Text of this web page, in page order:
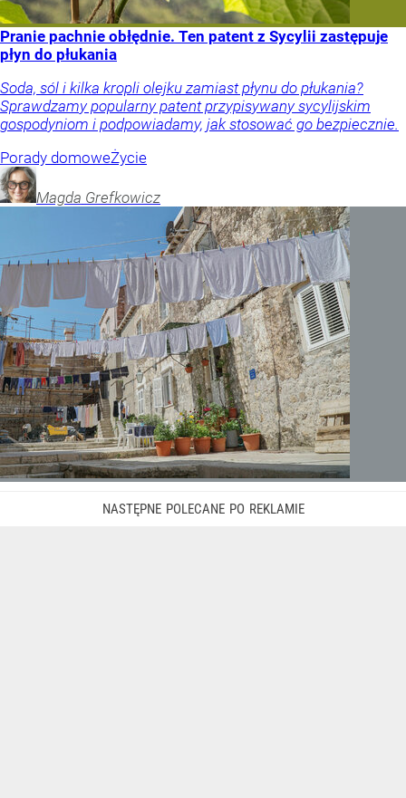
Pranie pachnie obłędnie. Ten patent z Sycylii zastępuje
płyn do płukania
Soda, sól i kilka kropli olejku zamiast płynu do płukania?
Sprawdzamy popularny patent przypisywany sycylijskim
gospodyniom i podpowiadamy, jak stosować go bezpiecznie.
Porady domoweŻycie
Magda Grefkowicz